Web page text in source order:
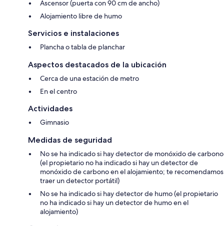
Ascensor (puerta con 90 cm de ancho)
Alojamiento libre de humo
Servicios e instalaciones
Plancha o tabla de planchar
Aspectos destacados de la ubicación
Cerca de una estación de metro
En el centro
Actividades
Gimnasio
Medidas de seguridad
No se ha indicado si hay detector de monóxido de carbono
(el propietario no ha indicado si hay un detector de
monóxido de carbono en el alojamiento; te recomendamos
traer un detector portátil)
No se ha indicado si hay detector de humo (el propietario
no ha indicado si hay un detector de humo en el
alojamiento)